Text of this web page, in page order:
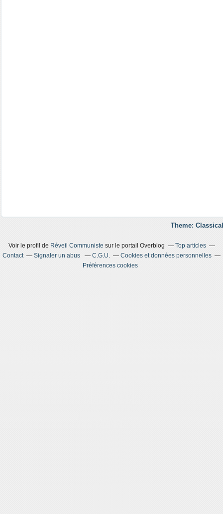
Theme:
Voir le profil de Réveil Communiste sur le portail Overblog
Top articles
Contact
Signaler un abus C.G.U.
Cookies et données personnelles
Préférences cookies